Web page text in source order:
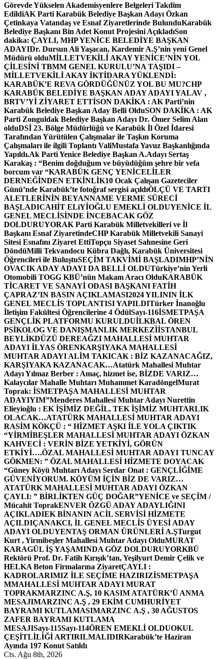
Görevde Yükselen Akademisyenlere Belgeleri Takdim
EdildiAK Parti Karabük Belediye Başkan Adayı Özkan
Çetinkaya Vatandaş ve Esnaf Ziyaretlerinde BulunduKarabük
Belediye Başkanı Bin Adet Konut Projesini AçıkladıSon
dakika: ÇAYLI, MHP YENİCE BELEDİYE BAŞKAN
ADAYIDr. Dursun Ali Yaşacan, Kardemir A.Ş’nin yeni Genel
Müdürü olduMİLLETVEKİLİ AKAY YENİCE’NİN YOL
ÇİLESİNİ TBMM GENEL KURULU’NA TAŞIDI –
MİLLETVEKİLİ AKAY İKTİDARA YÜKLENDİ:
KARABÜK’E REVA GÖRDÜĞÜNÜZ YOL BU MU?CHP
KARABÜK BELEDİYE BAŞKAN ADAY ADAYI YALAV ,
BRTV’Yİ ZİYARET ETTİSON DAKİKA : AK Parti’nin
Karabük Belediye Başkan Aday Belli OlduSON DAKİKA : AK
Parti Zonguldak Belediye Başkan Adayı Dr. Ömer Selim Alan
olduDSİ 23. Bölge Müdürlüğü ve Karabük İl Özel İdaresi
Tarafından Yürütülen Çalışmalar ile Taşkın Koruma
Çalışmaları ile ilgili Toplantı ValiMustafa Yavuz Başkanlığında
Yapıldı.Ak Parti Yenice Belediye Başkan A.Adayı Sertaş
Karakaş : “Benim doğduğum ve büyüdüğüm şehre bir vefa
borcum var “KARABÜK GENÇ YENİCELİLER
DERNEĞİNDEN ETKİNLİK10 Ocak Çalışan Gazeteciler
Günü’nde Karabük’te fotoğraf sergisi açıldıÖLÇÜ VE TARTI
ALETLERİNİN BEYANNAME VERME SÜRECİ
BAŞLADICAHİT ELiYİOĞLU EMEKLİ OLDUYENİCE İL
GENEL MECLİSİNDE İNCEBACAK GÖZ
DOLDURUYORAK Parti Karabük Milletvekilleri ve İl
Başkanı Esnaf ZiyaretindeCHP Karabük Milletvekili Sanayi
Sitesi Esnafını Ziyaret EttiTopçu Siyaset Sahnesine Geri
DöndüMilli Tekvandocu Kübra Dağlı, Karabük Üniversitesi
Öğrencileri ile BuluştuSEÇİM TAKVİMİ BAŞLADIMHP’NİN
OVACIK ADAY ADAYI DA BELLİ OLDUTürkiye’nin Yerli
Otomobili TOGG KBÜ’nün Makam Aracı OlduKARABÜK
TİCARET VE SANAYİ ODASI BAŞKANI FATİH
ÇAPRAZ’IN BASIN AÇIKLAMASI2024 YILININ İLK
GENEL MECLİS TOPLANTISI YAPILDITürker İnanoğlu
İletişim Fakültesi Öğrencilerine 4 ÖdülSayı-116İSMETPAŞA
GENÇLİK PLATFORMU KURULDUİLKBAL ÖREN
PSİKOLOG VE DANIŞMANLIK MERKEZİİSTANBUL
BEYLİKDÜZÜ DEREAĞZI MAHALLESİ MUHTAR
ADAYI İLYAS ÖRENKARŞIYAKA MAHALLESİ
MUHTAR ADAYI ALİM TAKICAK : BİZ KAZANACAĞIZ,
KARŞIYAKA KAZANACAK…Atatürk Mahallesi Muhtar
Adayı Yılmaz Berber : Amaç, hizmet ise, BİZDE VARIZ…
Kalaycılar Mahalle Muhtarı Muhammet KaradöngelMurat
Toprak: İSMETPAŞA MAHALLESİ MUHTAR
ADAYIYIM”Menderes Mahallesi Muhtar Adayı Nurettin
Elieyioğlu : EK İŞİMİZ DEĞİL, TEK İŞİMİZ MUHTARLIK
OLACAK…ATATÜRK MAHALLESİ MUHTAR ADAYI
RASİM KÖKÇÜ : “ HİZMET AŞKI İLE YOLA ÇIKTIK
“YİRMİBEŞLER MAHALLESİ MUHTAR ADAYI ÖZKAN
KAHVECİ : VERİN BİZE YETKİYİ, GÖRÜN
ETKİYİ….ÖZAL MAHALLESİ MUHTAR ADAYI TUNCAY
GÖKMEN: ” ÖZAL MAHALLESİ HİZMETE DOYACAK
“Güney Köyü Muhtarı Adayı Serdar Onat : GENÇLİĞİME
GÜVENİYORUM. KÖYÜM İÇİN BİZ DE VARIZ…
ATATÜRK MAHALLESİ MUHTAR ADAYI ÖZKAN
ÇAYLI: ” BİRLİKTEN GÜÇ DOĞAR”YENİCE ve SEÇİM /
Mücahit ToprakENVER ÖZGÜ ADAY ADAYLIĞINI
AÇIKLADIEK BİNANIN ACİL SERVİSİ HİZMETE
AÇILDIÇANAKCI, İL GENEL MECLİS ÜYESİ ADAY
ADAYI OLDUYENTAŞ ORMAN ÜRÜNLERİ A.ŞTurgut
Kurt , Yirmibeşler Mahallesi Muhtar Adayı OlduMURAT
KARAGÜL İŞ YAŞAMINDA GÖZ DOLDURUYORKBÜ
Rektörü Prof. Dr. Fatih Kırışık’tan, Yeşilyurt Demir Çelik ve
HELKA Beton Firmalarına ZiyaretÇAYLI :
KADROLARIMIZ İLE SEÇİME HAZIRIZİSMETPAŞA
MMAHALLESİ MUHTAR ADAYI MURAT
TOPRAKMARZINC A.Ş, 10 KASIM ATATÜRK’Ü ANMA
MESAJIMARZINC A.Ş , 29 EKİM CUMHURİYET
BAYRAMI KUTLAMASIMARZINC A.Ş , 30 AĞUSTOS
ZAFER BAYRAMI KUTLAMA
MESAJISayı-115Sayı-114ÖREN EMEKLİ OLDUOKUL
ÇEŞİTLİLİĞİ ARTIRILMALIDIRKarabük’te Haziran
Ayında 197 Konut Satıldı
Cts. Ağu 8th, 2026